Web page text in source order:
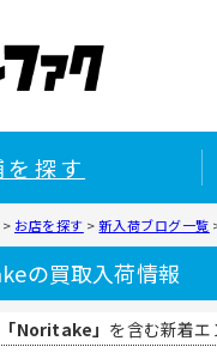
を探す
> お店を探す >新入荷ブログ一覧
の買取入荷情報
「Noritake」 を含む新着エ